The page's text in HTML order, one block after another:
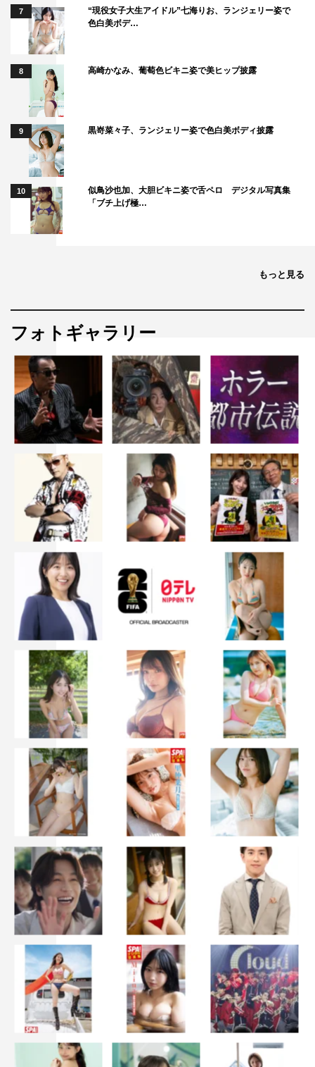
江頭：いやもう順番待ちなんだよね。水泳の寺川綾でし
ょ、あと新体操の…
寺田 ：田中理恵さんね。
江頭 ：「あたしでも良かったら！」って。だからどうしよ
うかな～って。
か。では今後…
な今！ブラ取りデスマッ
後、あのオリンピック選
手が出たりするかもしれないですか？
江頭 ：そうそう。なでしこJAPANの丸山桂里奈選手と対
決したりとか…
－－えええっ！
：（小声で）すごいだろ？まあひと言だけ言うと、あ
いつ自分でプロフィール欄の“SですかMですか”っていう項
目で、「ドMです」って書いてたんだけど、ドSだよ。俺
を殺そうとしたんだよ。しかも笑いながら。よだれ垂らし
てた。
寺田 ：よだれは垂らしてないよ。
バンジージャンプでリベンジしたい
（江頭）
－－今までで、過激すぎ
てお蔵入りになってしま
か？
江頭：まず「タイツの中
身はなんじゃろな」って
いう企画。俺が目隠しし
て、寺ちゃんがタイツの
中に物を入れて、それが
何かを当てる。音がまず
聞こえるのよ。ピチャピ
チャとかって。
寺田 ：でっかい魚なんかを入れるんですね。
江頭：そしたら全く動かないんだよ…。タイツの中に入れ
た瞬間動かなくなったの。真冬で死んじゃったんだよね。
カチーンってなってるわけ。で、俺が動かしてたもん。こ
うやって腰を振って。「おお！こりゃすげえ、分かんねー
7
“現役女子大生アイドル”七海りお、ランジェリー姿で
色白美ボデ…
8 高崎かなみ、葡萄色ビキニ姿で美ヒップ披露
9 黒嵜菜々子、ランジェリー姿で色白美ボディ披露
10
似鳥沙也加、大胆ビキニ姿で舌ペロ デジタル写真集
「ブチ上げ極…
もっと見る
フォトギャラリー